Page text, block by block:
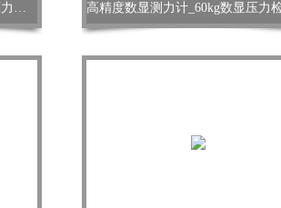
手持式5N推拉力计_小型指针拉压力计价格